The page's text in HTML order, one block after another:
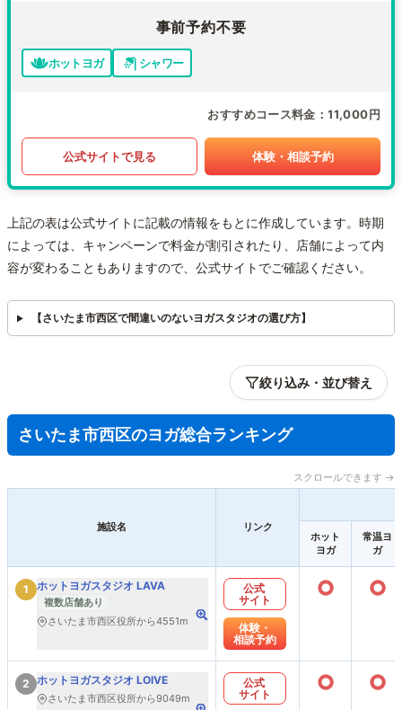
事前予約不要
ホットヨガ シャワー
おすすめコース料金 11,000円
公式サイトで見る 体験・相談予約
上記の表は公式サイトに記載の情報をもとに作成しています。時期
によっては、キャンペーンで料金が割引されたり、店舗によって内
容が変わることもありますので、公式サイトでご確認ください。
【さいたま市西区で間違いのないヨガスタジオの選び方】
絞り込み・並び替え
さいたま市西区のヨガ総合ランキング
スクロールできます →
施設名 リンク
ホット
ヨガ
常温ヨ
ガ
1 ホットヨガスタジオ LAVA
複数店舗あり
さいたま市西区役所から4551m
公式
サイト
体験・
相談予約
○ ○
2 ホットヨガスタジオ LOIVE
さいたま市西区役所から9049m
公式
サイト
○ ○